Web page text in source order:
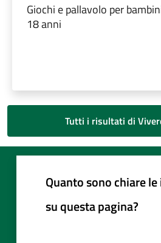
Giochi e pallavolo per
18 anni
Tutti i risultati di
Quanto sono chiare
su questa pagina?